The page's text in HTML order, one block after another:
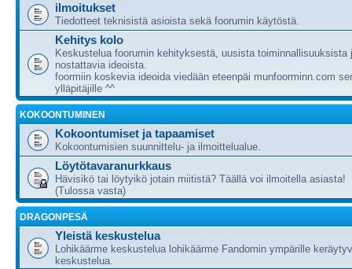
ilmoitukset
Tiedotteet teknisistä asioista sekä foorumin käytöstä.
Kehitys kolo
Keskustelua foorumin kehityksestä, uusista toiminnallisuuksista
nostattavia ideoista.
foormiin koskevia ideoida viedään eteenpäi munfoorminn.com
ylläpitäjille ^^
KOKOONTUMINEN
Kokoontumiset ja tapaamiset
Kokoontumisien suunnittelu- ja ilmoittelualue.
Löytötavaranurkkaus
Hävisikö tai löytyikö jotain miitistä? Täällä voi ilmoitella asiasta!
(Tulossa vasta)
DRAGONPESÄ
Yleistä keskustelua
Lohikäärme keskustelua lohikäärme Fandomin ympärille
keskustelua.